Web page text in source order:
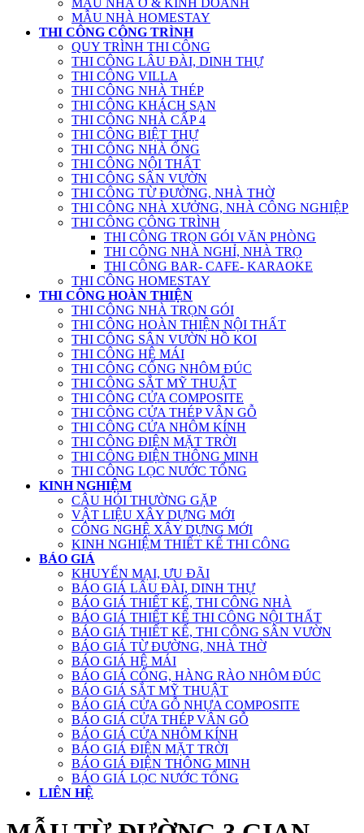
MẪU NHÀ Ở & KINH DOANH
MẪU NHÀ HOMESTAY
THI CÔNG CÔNG TRÌNH
QUY TRÌNH THI CÔNG
THI CÔNG LÂU ĐÀI, DINH THỰ
THI CÔNG VILLA
THI CÔNG NHÀ THÉP
THI CÔNG KHÁCH SẠN
THI CÔNG NHÀ CẤP 4
THI CÔNG BIỆT THỰ
THI CÔNG NHÀ ỐNG
THI CÔNG NỘI THẤT
THI CÔNG SÂN VƯỜN
THI CÔNG TỪ ĐƯỜNG, NHÀ THỜ
THI CÔNG NHÀ XƯỞNG, NHÀ CÔNG NGHIỆP
THI CÔNG CÔNG TRÌNH
THI CÔNG TRỌN GÓI VĂN PHÒNG
THI CÔNG NHÀ NGHỈ, NHÀ TRỌ
THI CÔNG BAR- CAFE- KARAOKE
THI CÔNG HOMESTAY
THI CÔNG HOÀN THIỆN
THI CÔNG NHÀ TRỌN GÓI
THI CÔNG HOÀN THIỆN NỘI THẤT
THI CÔNG SÂN VƯỜN HỒ KOI
THI CÔNG HỆ MÁI
THI CÔNG CỔNG NHÔM ĐÚC
THI CÔNG SẮT MỸ THUẬT
THI CÔNG CỬA COMPOSITE
THI CÔNG CỬA THÉP VÂN GỖ
THI CÔNG CỬA NHÔM KÍNH
THI CÔNG ĐIỆN MẶT TRỜI
THI CÔNG ĐIỆN THÔNG MINH
THI CÔNG LỌC NƯỚC TỔNG
KINH NGHIỆM
CÂU HỎI THƯỜNG GẶP
VẬT LIỆU XÂY DỰNG MỚI
CÔNG NGHỆ XÂY DỰNG MỚI
KINH NGHIỆM THIẾT KẾ THI CÔNG
BÁO GIÁ
KHUYẾN MẠI, ƯU ĐÃI
BÁO GIÁ LÂU ĐÀI, DINH THỰ
BÁO GIÁ THIẾT KẾ, THI CÔNG NHÀ
BÁO GIÁ THIẾT KẾ THI CÔNG NỘI THẤT
BÁO GIÁ THIẾT KẾ, THI CÔNG SÂN VƯỜN
BÁO GIÁ TỪ ĐƯỜNG, NHÀ THỜ
BÁO GIÁ HỆ MÁI
BÁO GIÁ CỔNG, HÀNG RÀO NHÔM ĐÚC
BÁO GIÁ SẮT MỸ THUẬT
BÁO GIÁ CỬA GỖ NHỰA COMPOSITE
BÁO GIÁ CỬA THÉP VÂN GỖ
BÁO GIÁ CỬA NHÔM KÍNH
BÁO GIÁ ĐIỆN MẶT TRỜI
BÁO GIÁ ĐIỆN THÔNG MINH
BÁO GIÁ LỌC NƯỚC TỔNG
LIÊN HỆ